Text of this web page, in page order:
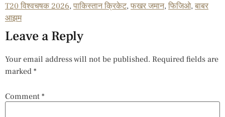
T20 विश्वचषक 2026, पाकिस्तान क्रिकेट, फखर जमान, फिजिओ, बाबर
आझम
Leave a Reply
Your email address will not be published. Required fields are
marked *
Comment *